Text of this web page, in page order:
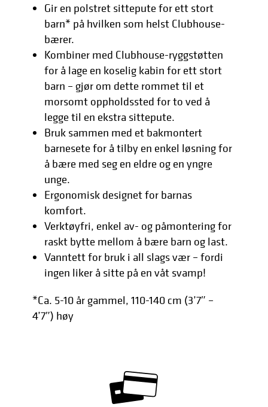
Gir en polstret sittepute for ett stort
barn* på hvilken som helst Clubhouse-
bærer.
Kombiner med Clubhouse-ryggstøtten
for å lage en koselig kabin for ett stort
barn – gjør om dette rommet til et
morsomt oppholdssted for to ved å
legge til en ekstra sittepute.
Bruk sammen med et bakmontert
barnesete for å tilby en enkel løsning for
å bære med seg en eldre og en yngre
unge.
Ergonomisk designet for barnas
komfort.
Verktøyfri, enkel av- og påmontering for
raskt bytte mellom å bære barn og last.
Vanntett for bruk i all slags vær – fordi
ingen liker å sitte på en våt svamp!
*Ca. 5-10 år gammel, 110-140 cm (3’7″ –
4’7″) høy